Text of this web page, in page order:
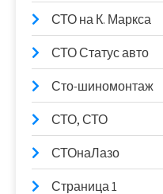
СТО на К. Маркса
СТО Статус авто
Сто-шиномонтаж
СТО, СТО
СТОнаЛазо
Страница 1